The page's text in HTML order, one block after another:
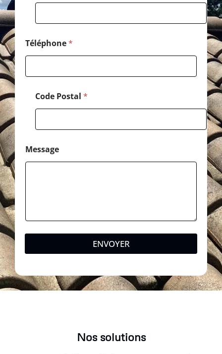
Téléphone*
o
m
Code Postal *
Message
ENVOYER
Nos solutions